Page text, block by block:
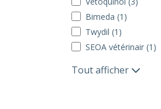
Bimeda (1)
Twydil (1)
SEOA vétérinair (1)
Tout afficher